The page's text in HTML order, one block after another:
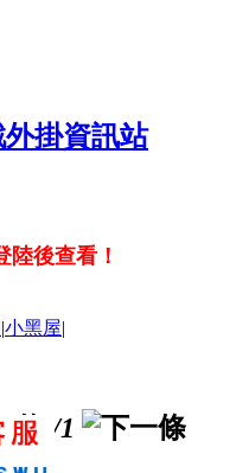
陸後查看！
|小黑屋|
/1